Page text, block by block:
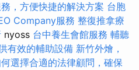
，方便快捷的解決方案 台胞
Company服務 整復推拿療
nyoss 台中養生會館服務 輔聽
有效的輔助設備 新竹外燴，
選擇合適的法律顧問，確保